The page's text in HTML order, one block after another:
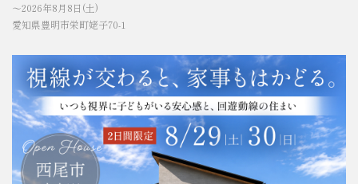
〜2026年8月8日(土)
愛知県豊明市栄町姥子70-1